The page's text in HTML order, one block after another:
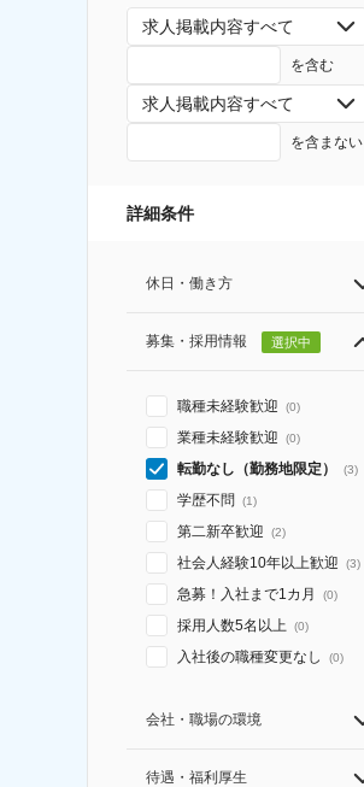
求人掲載内容すべて
を含む
求人掲載内容すべて
を含まない
詳細条件
休日・働き方
募集・採用情報 選択中
職種未経験歓迎 (0)
業種未経験歓迎 (0)
転勤なし（勤務地限定） (3)
学歴不問 (1)
第二新卒歓迎 (2)
社会人経験10年以上歓迎 (3)
急募！入社まで1カ月 (0)
採用人数5名以上 (0)
入社後の職種変更なし (0)
会社・職場の環境
待遇・福利厚生